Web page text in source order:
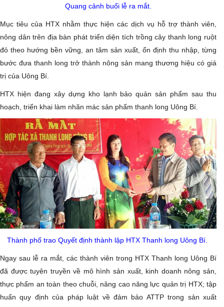
Quang cảnh buổi lễ ra mắt.
Mục tiêu của HTX nhằm thực hiện các dịch vụ hỗ trợ thành viên,
nông dân trên địa bàn phát triển diện tích trồng cây thanh long ruột
đỏ theo hướng bền vững, an tâm sản xuất, ổn định thu nhập, từng
bước đưa thanh long trở thành nông sản mang thương hiệu có giá
trị của Uông Bí.
HTX hiện đang xây dựng kho lạnh bảo quản sản phẩm sau thu
hoạch, triển khai làm nhãn mác sản phẩm thanh long Uông Bí.
Thành phố trao Quyết định thành lập HTX Thanh long Uông Bí.
Ngay sau lễ ra mắt, các thành viên trong HTX Thanh long Uông Bí
đã được tuyên truyền về mô hình sản xuất, kinh doanh nông sản,
thực phẩm an toàn theo chuỗi, nâng cao năng lực quản trị HTX; tập
huấn quy định của pháp luật về đảm bảo ATTP trong sản xuất